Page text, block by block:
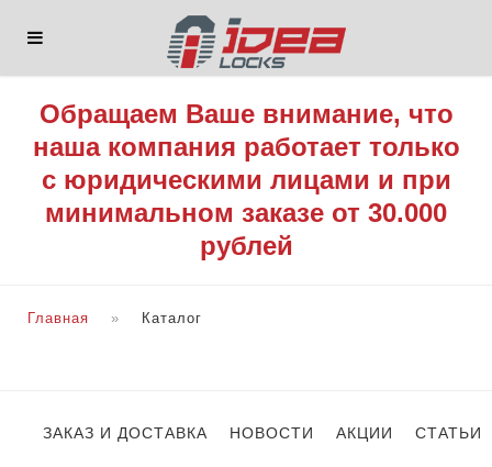
Обращаем Ваше внимание, что
наша компания работает только
с юридическими лицами и при
минимальном заказе от 30.000
рублей
Главная Каталог
ЗАКАЗ И ДОСТАВКА НОВОСТИ АКЦИИ СТАТЬИ